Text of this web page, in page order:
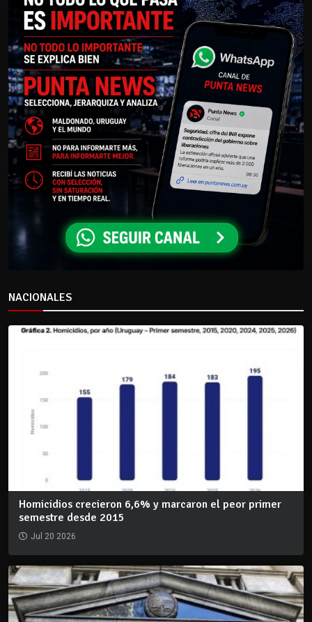
NACIONALES
Homicidios crecieron 6,6% y marcaron el peor primer
semestre desde 2015
Jul 20 2026